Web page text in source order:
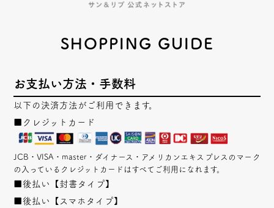
SHOPPING GUIDE
お支払い方法・手数料
以下の決済方法がご利用できます。
■クレジットカード
JCB・VISA・master・ダイナース・アメリカンエキスプレスのマーク
の入っているクレジットカードはすべてご利用になれます。
■後払い【封書タイプ】
■後払い【スマホタイプ】